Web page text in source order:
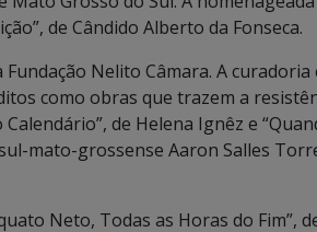
de Cândido Alberto da Fonseca.
Nelito Câmara. A curadoria
como obras que trazem a
de Helena Ignêz e
mato-grossense Aaron Salles
Neto, Todas as Horas do Fim”,